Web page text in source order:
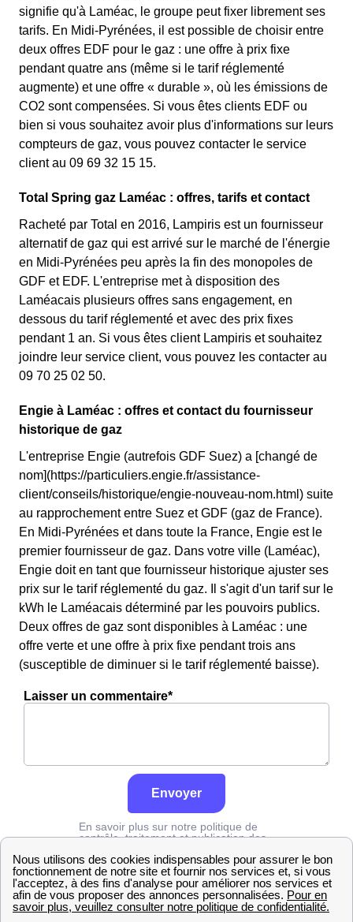
signifie qu'à Laméac, le groupe peut fixer librement ses
tarifs. En Midi-Pyrénées, il est possible de choisir entre
deux offres EDF pour le gaz : une offre à prix fixe
pendant quatre ans (même si le tarif réglementé
augmente) et une offre « durable », où les émissions de
CO2 sont compensées. Si vous êtes clients EDF ou
bien si vous souhaitez avoir plus d'informations sur leurs
compteurs de gaz, vous pouvez contacter le service
client au 09 69 32 15 15.
Total Spring gaz Laméac : offres, tarifs et contact
Racheté par Total en 2016, Lampiris est un fournisseur
alternatif de gaz qui est arrivé sur le marché de l'énergie
en Midi-Pyrénées peu après la fin des monopoles de
GDF et EDF. L'entreprise met à disposition des
Laméacais plusieurs offres sans engagement, en
dessous du tarif réglementé et avec des prix fixes
pendant 1 an. Si vous êtes client Lampiris et souhaitez
joindre leur service client, vous pouvez les contacter au
09 70 25 02 50.
Engie à Laméac : offres et contact du fournisseur
historique de gaz
L'entreprise Engie (autrefois GDF Suez) a [changé de
nom](https://particuliers.engie.fr/assistance-
client/conseils/historique/engie-nouveau-nom.html) suite
au rapprochement entre Suez et GDF (gaz de France).
En Midi-Pyrénées et dans toute la France, Engie est le
premier fournisseur de gaz. Dans votre ville (Laméac),
Engie doit en tant que fournisseur historique ajuster ses
prix sur le tarif réglementé du gaz. Il s'agit d'un tarif sur le
kWh le Laméacais déterminé par les pouvoirs publics.
Deux offres de gaz sont disponibles à Laméac : une
offre verte et une offre à prix fixe pendant trois ans
(susceptible de diminuer si le tarif réglementé baisse).
Laisser un commentaire*
Envoyer
En savoir plus sur notre politique de
contrôle, traitement et publication des
Engie Hautes-Pyrénées Laméac